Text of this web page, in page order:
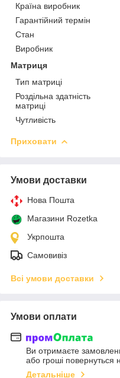
Країна виробник
Гарантійний термін
Стан
Виробник
Матриця
Тип матриці
Роздільна здатність
матриці
Чутливість
Приховати
Умови доставки
Нова Пошта
Магазини Rozetka
Укрпошта
Самовивіз
Всі умови доставки
Умови оплати
Ви отримаєте
або гроші повернуться
Детальніше